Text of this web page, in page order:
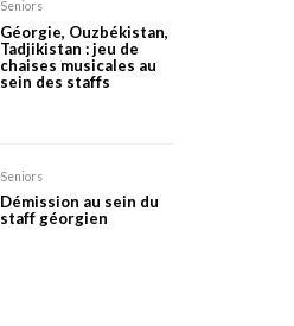
Seniors
Géorgie, Ouzbékistan,
Tadjikistan : jeu de
chaises musicales au
sein des staffs
Seniors
Démission au sein du
staff géorgien